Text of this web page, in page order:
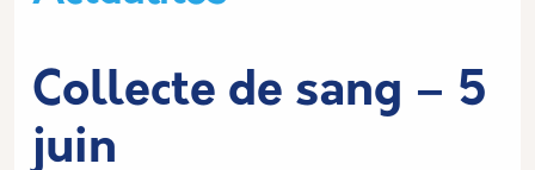
Collecte de sang – 5
juin